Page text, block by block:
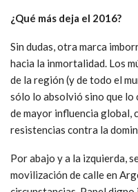
¿Qué más deja el 2016?
Sin dudas, otra marca
hacia la inmortalidad. Los
de la región (y de todo el
sólo lo absolvió sino que lo
de mayor influencia global,
resistencias contra la
Por abajo y a la izquierda,
movilización de calle en